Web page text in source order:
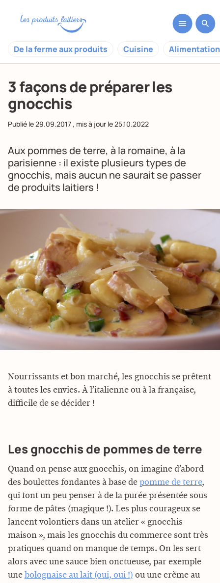
De la ferme aux produits Cuisine
3 façons de préparer les
gnocchis
Publié le29.09.2017, mis à jour le25.10.2022
Aux pommes de terre, à la romaine, à la
parisienne : il existe plusieurs types de
gnocchis, mais aucun ne saurait se passer
de produits laitiers !
Nourrissants et bon marché, les gnocchis se prêtent
à toutes les envies. À l’italienne ou à la française,
difficile de se décider !
Les gnocchis de pommes de terre
Quand on pense aux gnocchis, on imagine d’abord
des boulettes fondantes à base de pomme de terre,
qui font un peu penser à de la purée présentée sous
forme de pâtes (magique !). Les plus courageux se
lancent volontiers dans un atelier « gnocchis
maison », mais les gnocchis du commerce sont très
pratiques quand on manque de temps. On les sert
alors avec une sauce bien onctueuse, par exemple
une bolognaise au lait (oui, oui !) ou une crème au